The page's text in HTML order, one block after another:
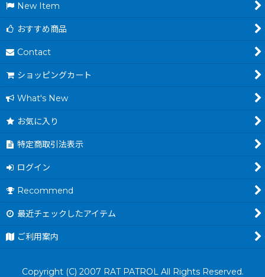
New Item
おすすめ商品
Contact
ショッピングカート
What's New
お気に入り
特定商取引法表示
ログイン
Recommend
最近チェックしたアイテム
ご利用案内
Copyright (C) 2007 RAT PATROL All Rights Reserved.